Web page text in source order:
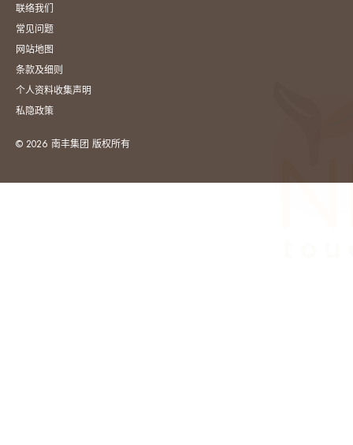
联络我们
常见问题
网站地图
条款及细则
个人资料收集声明
私隐政策
© 2026 南丰集团 版权所有